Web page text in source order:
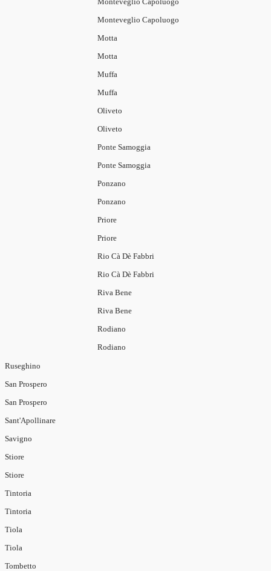
Monteveglio Capoluogo
Motta
Motta
Muffa
Muffa
Oliveto
Oliveto
Ponte Samoggia
Ponte Samoggia
Ponzano
Ponzano
Priore
Priore
Rio Cà Dè Fabbri
Rio Cà Dè Fabbri
Riva Bene
Riva Bene
Rodiano
Rodiano
Ruseghino
San Prospero
San Prospero
Sant'Apollinare
Savigno
Stiore
Stiore
Tintoria
Tintoria
Tiola
Tiola
Tombetto